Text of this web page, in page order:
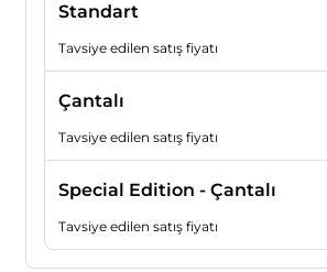
Standart
Tavsiye edilen satış fiyatı
Çantalı
Tavsiye edilen satış fiyatı
Special Edition - Çantalı
Tavsiye edilen satış fiyatı